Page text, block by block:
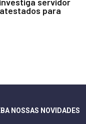
para
NOSSAS NOVIDADES